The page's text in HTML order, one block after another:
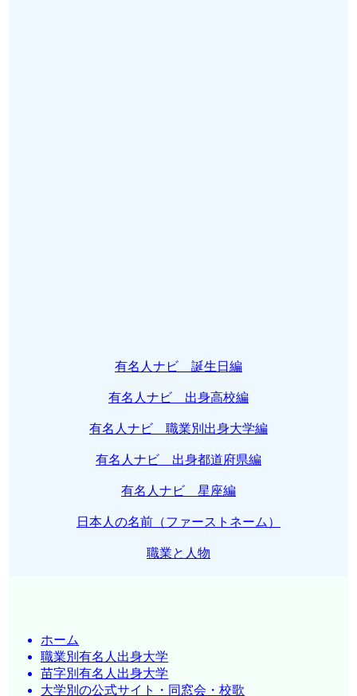
有名人ナビ 誕生日編
有名人ナビ 出身高校編
有名人ナビ 職業別出身大学編
有名人ナビ 出身都道府県編
有名人ナビ 星座編
日本人の名前（ファーストネーム）
職業と人物
ホーム
職業別有名人出身大学
苗字別有名人出身大学
大学別の公式サイト・同窓会・校歌